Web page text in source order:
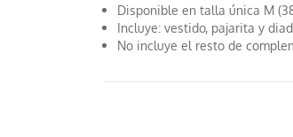
Disponible en talla única M
Incluye: vestido, pajarita y
No incluye el resto de